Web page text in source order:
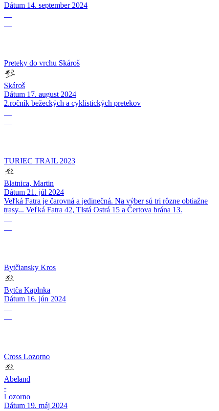
Dátum 14. september 2024
Preteky do vrchu Skároš
Skároš
Dátum 17. august 2024
2.ročník bežeckých a cyklistických pretekov
TURIEC TRAIL 2023
Blatnica, Martin
Dátum 21. júl 2024
Veľká Fatra je čarovná a jedinečná. Na výber sú tri rôzne obtiažne
trasy... Veľká Fatra 42, Tlstá Ostrá 15 a Čertova brána 13.
Bytčiansky Kros
Bytča Kaplnka
Dátum 16. jún 2024
Cross Lozorno
Abeland
-
Lozorno
Dátum 19. máj 2024